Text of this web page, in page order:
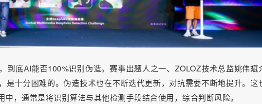
到底AI能否100%识别伪造。赛事出题人之一、ZOLOZ技术总监姚伟斌
是十分困难的。伪造技术也在不断迭代更新，对抗需要不断地提升。这
，通常是将识别算法与其他检测手段结合使用，综合判断风险。